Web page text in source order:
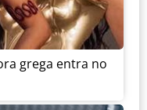
grega entra no